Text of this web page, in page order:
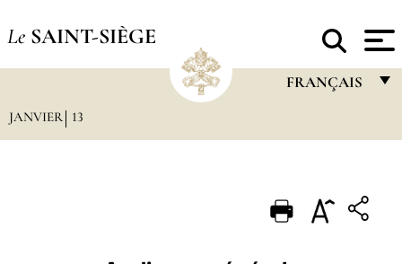
Le SAINT-SIÈGE
FRANÇAIS
PORTUGUÊS
ESPAÑOL
JANVIER 13